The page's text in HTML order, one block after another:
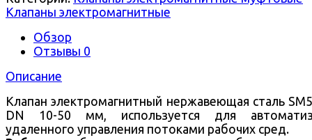
Клапаны электромагнитные
Обзор
Отзывы 0
Описание
Клапан электромагнитный нержавеющая сталь
DN 10-50 мм, используется для
удаленного управления потоками рабочих сред.